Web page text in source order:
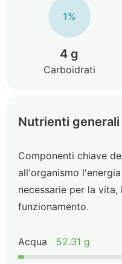
1%
4 g
Carboidrati
Nutrienti generali
Componenti chiave
all'organismo
necessarie per la
funzionamento.
Acqua 52.31 g